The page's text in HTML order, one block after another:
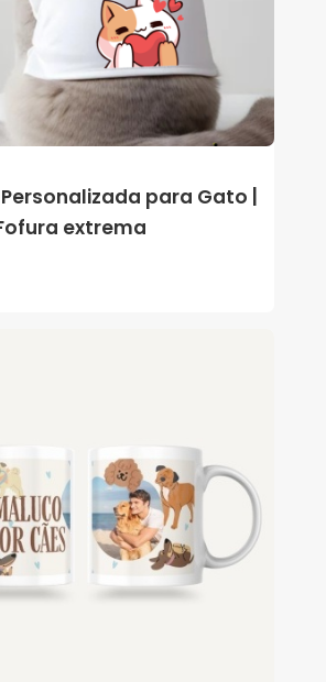
para Gato |
extrema